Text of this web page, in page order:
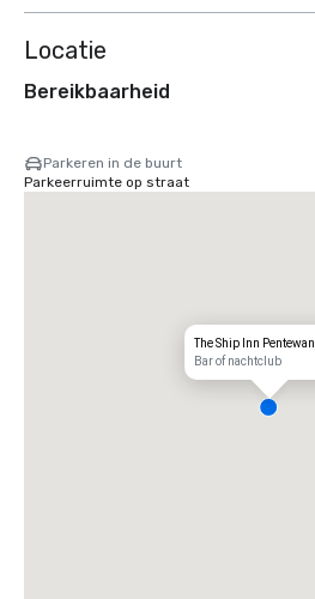
Locatie
Bereikbaarheid
Parkeren in de buurt
Parkeerruimte op straat
The Ship Inn Pentewan
Bar of nachtclub